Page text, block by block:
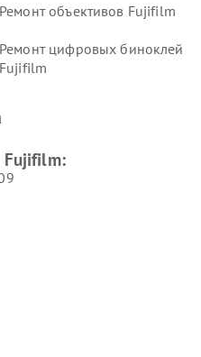
Ремонт объективов Fujifilm
Ремонт цифровых биноклей
Fujifilm
Fujifilm: